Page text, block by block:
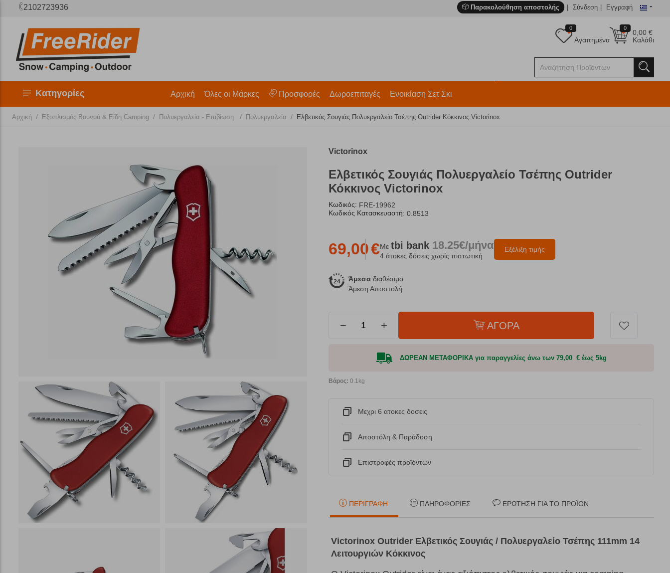
2102723936 Παρακολούθηση αποστολής Σύνδεση Εγγραφή
0
0,00€
Καλάθι
0
Αγαπημένα
Κατηγορίες Αρχική Όλες οι Μάρκες Προσφορές Δωροεπιταγές Ενοικίαση Σετ Σκι
Αρχική / Εξοπλισμός Βουνού & Είδη Camping / Πολυεργαλεία - Επιβίωση / Πολυεργαλεία / Ελβετικός Σουγιάς Πολυεργαλείο Τσέπης Outrider Κόκκινος Victorinox
Victorinox
Ελβετικός Σουγιάς Πολυεργαλείο Τσέπης Outrider
Κόκκινος Victorinox
Κωδικός: FRE-19962
Κωδικός Κατασκευαστή: 0.8513
Εξέλιξη τιμής
69,00€Μεtbi bank 18.25€/μήνα
4 άτοκες δόσεις χωρίς πιστωτική
Άμεσα διαθέσιμο
Άμεση Αποστολή
− + ΑΓΟΡΑ
ΔΩΡΕΑΝ ΜΕΤΑΦΟΡΙΚΑ για παραγγελίες άνω των 79,00 € έως 5kg
Βάρος: 0.1kg
Μεχρι 6 ατοκες δοσεις
Αποστόλη & Παράδοση
Eπιστροφές προϊόντων
ΠΕΡΙΓΡΑΦΉ ΠΛΗΡΟΦΟΡΊΕΣ ΕΡΏΤΗΣΗ ΓΙΑ ΤΟ ΠΡΟΪΌΝ
Victorinox Outrider Ελβετικός Σουγιάς / Πολυεργαλείο Τσέπης 111mm 14
Λειτουργιών Κόκκινος